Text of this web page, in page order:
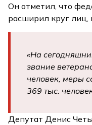
Он отметил, что
расширил круг лиц,
«На
звание
человек, меры
369 тыс.
Депутат Денис